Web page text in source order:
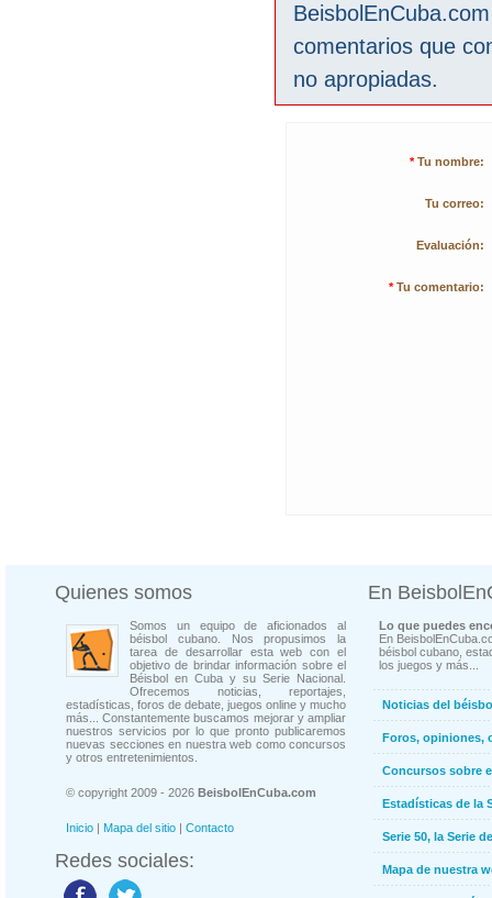
comentarios que
no apropiadas.
* Tu nombre:
Tu correo:
Evaluación:
* Tu comentario:
Quienes somos
Somos un equipo de aficionados al
béisbol cubano. Nos propusimos la
tarea de desarrollar esta web con el
objetivo de brindar información sobre el
Béisbol en Cuba y su Serie Nacional.
Ofrecemos noticias, reportajes,
estadísticas, foros de debate, juegos online y mucho
más... Constantemente buscamos mejorar y ampliar
nuestros servicios por lo que pronto publicaremos
nuevas secciones en nuestra web como concursos
y otros entretenimientos.
© copyright 2009 - 2026 BeisbolEnCuba.com
Inicio | Mapa del sitio | Contacto
Redes sociales:
En
Lo que puedes
En
béisbol cubano,
los juegos y más...
Noticias del
Foros, opiniones,
Concursos sobre
Estadísticas de la
Serie 50, la Serie
Mapa de nuestra